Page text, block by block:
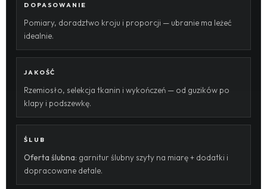
DOPASOWANIE
Pomiary, doradztwo kroju i proporcji — ubranie ma leżeć
idealnie.
JAKOŚĆ
Rzemiosło, selekcja tkanin i wykończeń — od guzików po
klapy i podszewkę.
ŚLUB
Oferta ślubna: garnitur ślubny szyty na miarę + dodatki i
dopracowane detale.